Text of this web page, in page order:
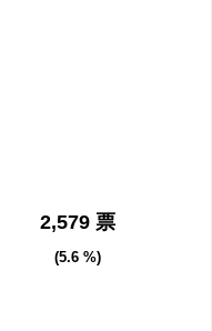
2,579 票
(5.6 %)